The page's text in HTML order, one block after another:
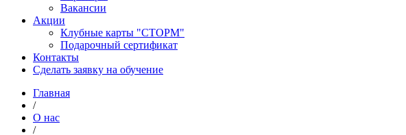
Вакансии
Акции
Клубные карты "СТОРМ"
Подарочный сертификат
Контакты
Сделать заявку на обучение
Главная
/
О нас
/